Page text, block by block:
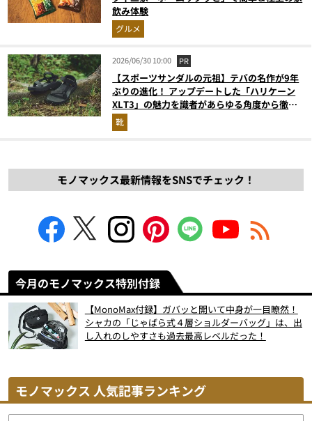
飲み体験
グルメ
2026/06/30 10:00 PR
【スポーツサンダルの元祖】テバの名作が9年
ぶりの進化！ アップデートした「ハリケーン
XLT3」の魅力を識者があらゆる角度から徹底
解説！
靴
モノマックス最新情報をSNSでチェック！
今月のモノマックス特別付録
【MonoMax付録】ガバッと開いて中身が一目瞭然！
シャカの「じゃばら式４層ショルダーバッグ」は、出
し入れのしやすさも過去最高レベルだった！
モノマックス 人気記事ランキング